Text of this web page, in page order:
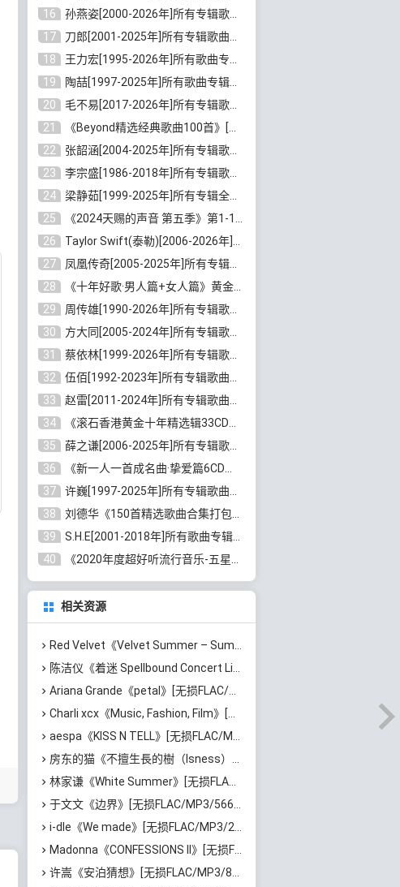
16
孙燕姿[2000-2026年]所有专辑歌曲合集[无损FLAC/MP3/9.73GB]百度云网盘下载
17
刀郎[2001-2025年]所有专辑歌曲合集打包[无损FLAC/MP3/8.91GB]百度云网盘下载
18
王力宏[1995-2026年]所有歌曲专辑合集[无损FLAC/MP3/14.41GB]百度云网盘下载
19
陶喆[1997-2025年]所有歌曲专辑合集[无损FLAC/MP3/7.75GB]百度云网盘下载
20
毛不易[2017-2026年]所有专辑歌曲合集[无损FLAC/MP3/5.72GB]百度云网盘下载
21
《Beyond精选经典歌曲100首》[无损FLAC/MP3/3.85GB]百度云网盘下载
22
张韶涵[2004-2025年]所有专辑歌曲合集 [无损MP3/FLAC/7.5GB]百度云网盘下载
23
李宗盛[1986-2018年]所有专辑歌曲合集打包[无损FLAC/MP3/8.82GB]百度云网盘下载
24
梁静茹[1999-2025年]所有专辑全部歌曲打包[无损FLAC/MP3/10.71GB]百度云网盘下载
25
《2024天赐的声音 第五季》第1-12期歌曲[无损FLAC/MP3]百度云网盘下载
26
Taylor Swift(泰勒)[2006-2026年]所有歌曲合集打包[无损FLAC/MP3/23.78GB]百度云网盘下载
27
凤凰传奇[2005-2025年]所有专辑歌曲合集[无损WAV/FLAC+MP3/11.62GB]百度云网盘下载
28
《十年好歌·男人篇+女人篇》黄金国语珍藏6CD[无损WAV/MP3/4.09GB]百度云网盘下载
29
周传雄[1990-2026年]所有专辑歌曲全集[无损FLAC/MP3/10GB]百度云网盘下载
30
方大同[2005-2024年]所有专辑歌曲合集[高品质MP3+无损FLAC/7.59GB]百度云网盘下载
31
蔡依林[1999-2026年]所有专辑歌曲合集[无损FLAC/MP3/23.32GB]百度云网盘下载
32
伍佰[1992-2023年]所有专辑歌曲合集[高品质MP3/320K/3.92GB]百度云网盘下载
33
赵雷[2011-2024年]所有专辑歌曲打包[无损FLAC/MP3/2.64GB]百度云网盘下载
34
《滚石香港黄金十年精选辑33CD》[无损APE/WAV分轨/13.6GB]百度云网盘下载
35
薛之谦[2006-2025年]所有专辑歌曲合集[无损FLAC/MP3/5.20GB]百度云网盘下载
36
《新一人一首成名曲·挚爱篇6CD》[无损MP3/DTS/WAV分轨/4.43GB]百度云网盘下载
37
许巍[1997-2025年]所有专辑歌曲合集打包[无损FLAC/MP3/7.48GB]百度云网盘下载
38
刘德华《150首精选歌曲合集打包》[无损FLAC/MP3/5.26GB]百度云网盘下载
39
S.H.E[2001-2018年]所有歌曲专辑打包[无损FLAC/MP3/16.05GB]百度云网盘下载
40
《2020年度超好听流行音乐-五星珍藏版10CD》[无损WAV/MP3/6.77GB]百度云网盘下载
相关资源
Red Velvet《Velvet Summer – Summer Mini Album》[无损FLAC/MP3/372MB]百度云网盘下载
陈洁仪《着迷 Spellbound Concert Live Recording: 10th Anniversary (Live)》[无损FLAC/MP3/671MB]百度云网盘下载
Ariana Grande《petal》[无损FLAC/MP3/544MB]百度云网盘下载
Charli xcx《Music, Fashion, Film》[无损FLAC/MP3/639MB]百度云网盘下载
aespa《KISS N TELL》[无损FLAC/MP3/417MB]百度云网盘下载
房东的猫《不擅生長的樹（Isness）》[无损FLAC/MP3/252MB]百度云网盘下载
林家谦《White Summer》[无损FLAC/MP3/1.81GB]百度云网盘下载
于文文《边界》[无损FLAC/MP3/566MB]百度云网盘下载
i-dle《We made》[无损FLAC/MP3/205MB]百度云网盘下载
Madonna《CONFESSIONS II》[无损FLAC/MP3/1.15GB]百度云网盘下载
许嵩《安泊猜想》[无损FLAC/MP3/801MB]百度云网盘下载